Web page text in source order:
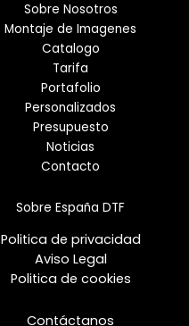
Sobre Nosotros
Montaje de Imagenes
Catalogo
Tarifa
Portafolio
Personalizados
Presupuesto
Noticias
Contacto
Sobre España DTF
Politica de privacidad
Aviso Legal
Politica de cookies
Contáctanos